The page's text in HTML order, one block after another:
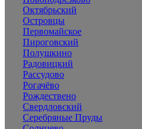
Октябрьский
Островцы
Первомайское
Пироговский
Полушкино
Радовицкий
Рассудово
Рогачёво
Рождествено
Свердловский
Серебряные Пруды